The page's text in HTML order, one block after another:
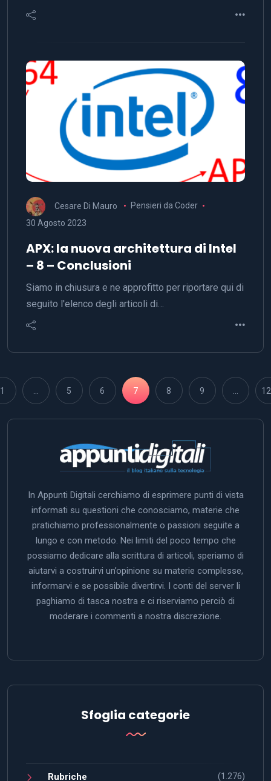
Cesare Di Mauro
Pensieri da Coder
30 Agosto 2023
APX: la nuova architettura di Intel
– 8 – Conclusioni
Siamo in chiusura e ne approfitto per riportare qui di
seguito l'elenco degli articoli di…
1 5 6 7 8 9
In Appunti Digitali cerchiamo di esprimere punti di vista
informati su questioni che conosciamo, materie che
pratichiamo professionalmente o passioni seguite a
lungo e con metodo. Nei limiti del poco tempo che
possiamo dedicare alla scrittura di articoli, speriamo di
aiutarvi a costruirvi un’opinione su materie complesse,
informarvi e se possibile divertirvi. I conti del server li
paghiamo di tasca nostra e ci riserviamo perciò di
moderare i commenti a nostra discrezione.
Sfoglia categorie
Rubriche (1.276)